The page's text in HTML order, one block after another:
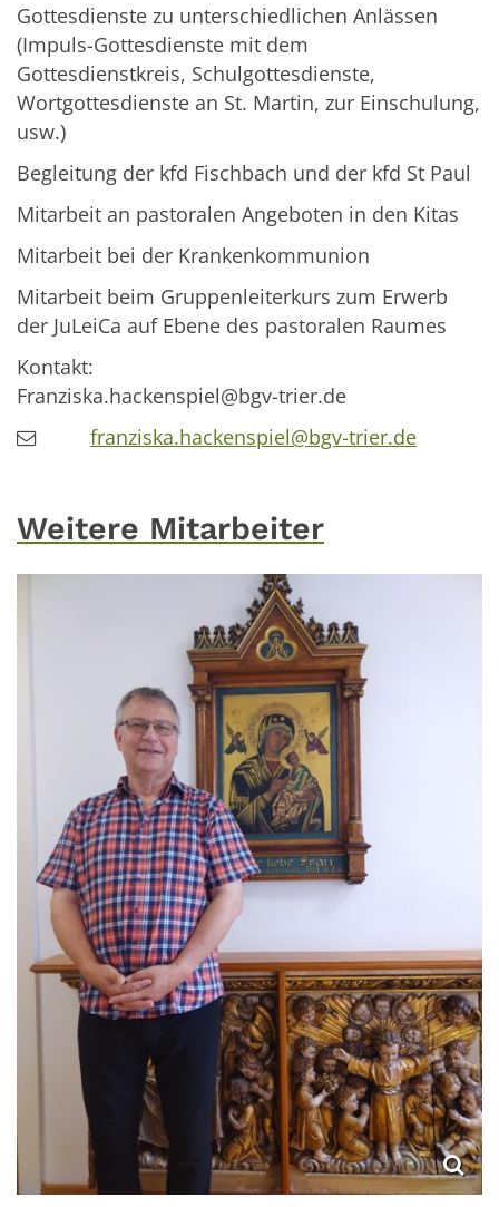
Gottesdienste zu unterschiedlichen Anlässen
(Impuls-Gottesdienste mit dem
Gottesdienstkreis, Schulgottesdienste,
Wortgottesdienste an St. Martin, zur Einschulung,
usw.)
Begleitung der kfd Fischbach und der kfd St Paul
Mitarbeit an pastoralen Angeboten in den Kitas
Mitarbeit bei der Krankenkommunion
Mitarbeit beim Gruppenleiterkurs zum Erwerb
der JuLeiCa auf Ebene des pastoralen Raumes
Kontakt:
Franziska.hackenspiel@bgv-trier.de
franziska.hackenspiel@bgv-trier.de
Weitere Mitarbeiter